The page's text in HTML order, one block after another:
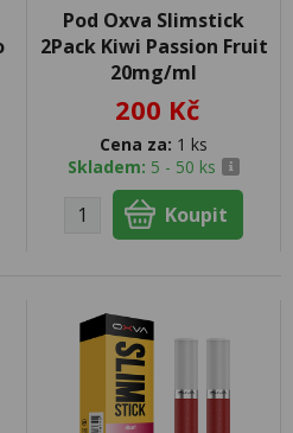
Pod Oxva Slimstick
2Pack Kiwi Passion Fruit
20mg/ml
200 Kč
Cena za: 1 ks
Skladem: 5 - 50 ks